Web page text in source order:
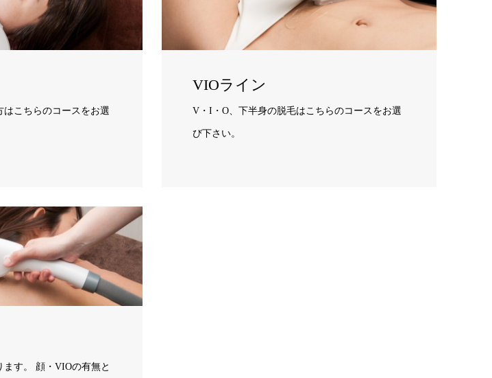
はこちらのコースをお選
VIOライン
V・I・O、下半身の脱毛はこちらのコースをお選
び下さい。
す。 顔・VIOの有無と